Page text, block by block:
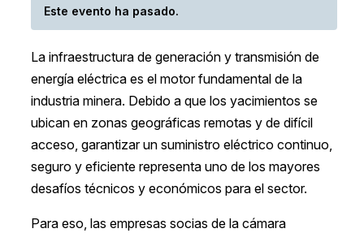
Este evento ha pasado.
La infraestructura de generación y transmisión de
energía eléctrica es el motor fundamental de la
industria minera. Debido a que los yacimientos se
ubican en zonas geográficas remotas y de difícil
acceso, garantizar un suministro eléctrico continuo,
seguro y eficiente representa uno de los mayores
desafíos técnicos y económicos para el sector.
Para eso, las empresas socias de la cámara